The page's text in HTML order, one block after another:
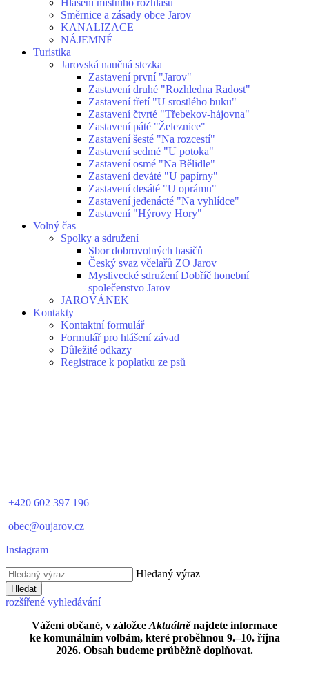
Hlášení místního rozhlasu
Směrnice a zásady obce Jarov
KANALIZACE
NÁJEMNÉ
Turistika
Jarovská naučná stezka
Zastavení první "Jarov"
Zastavení druhé "Rozhledna Radost"
Zastavení třetí "U srostlého buku"
Zastavení čtvrté "Třebekov-hájovna"
Zastavení páté "Železnice"
Zastavení šesté "Na rozcestí"
Zastavení sedmé "U potoka"
Zastavení osmé "Na Bělidle"
Zastavení deváté "U papírny"
Zastavení desáté "U oprámu"
Zastavení jedenácté "Na vyhlídce"
Zastavení "Hýrovy Hory"
Volný čas
Spolky a sdružení
Sbor dobrovolných hasičů
Český svaz včelařů ZO Jarov
Myslivecké sdružení Dobříč honební
společenstvo Jarov
JAROVÁNEK
Kontakty
Kontaktní formulář
Formulář pro hlášení závad
Důležité odkazy
Registrace k poplatku ze psů
+420 602 397 196
obec@oujarov.cz
Instagram
Hledaný výraz
Hledat
rozšířené vyhledávání
Vážení občané, v záložce Aktuálněnajdete informace
ke komunálním volbám, které proběhnou 9.–10. října
2026. Obsah budeme průběžně doplňovat.